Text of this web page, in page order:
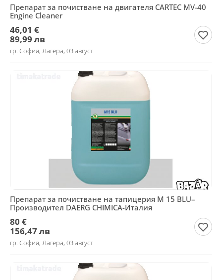
Препарат за почистване на двигателя CARTEC MV-40
Engine Cleaner
46,01 €
89,99 лв
гр. София, Лагера, 03 август
Препарат за почистване на тапицерия М 15 BLU–
Производител DAERG CHIMICA-Италия
80 €
156,47 лв
гр. София, Лагера, 03 август